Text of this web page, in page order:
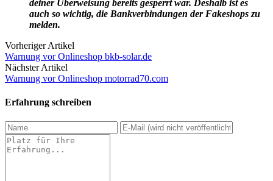
deiner Überweisung bereits gesperrt war. Deshalb ist es
auch so wichtig, die Bankverbindungen der Fakeshops zu
melden.
Vorheriger Artikel
Warnung vor Onlineshop bkb-solar.de
Nächster Artikel
Warnung vor Onlineshop motorrad70.com
Erfahrung schreiben